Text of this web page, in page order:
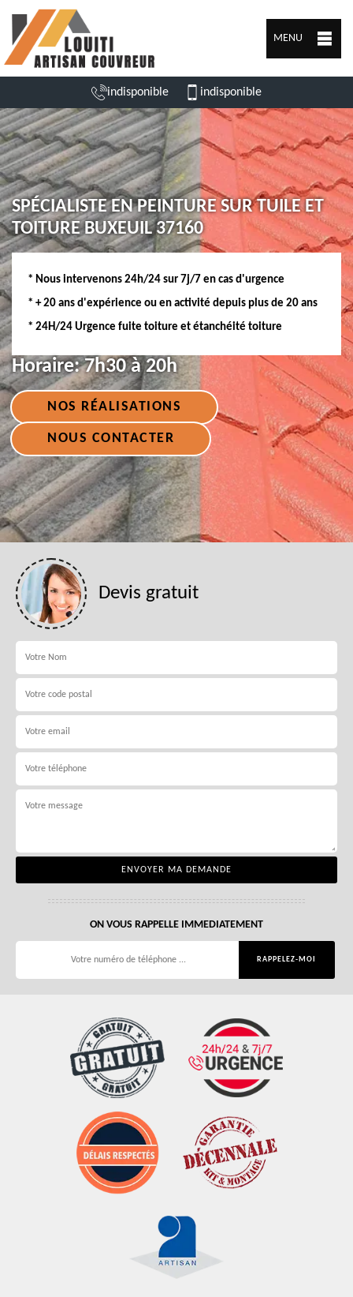
MENU
indisponible indisponible
SPÉCIALISTE EN PEINTURE SUR TUILE ET
TOITURE BUXEUIL 37160
* Nous intervenons 24h/24 sur 7j/7 en cas d'urgence
* + 20 ans d'expérience ou en activité depuis plus de 20 ans
* 24H/24 Urgence fuite toiture et étanchéité toiture
Horaire:7h30 à 20h
NOS RÉALISATIONS
NOUS CONTACTER
Devis gratuit
ON VOUS RAPPELLE IMMEDIATEMENT